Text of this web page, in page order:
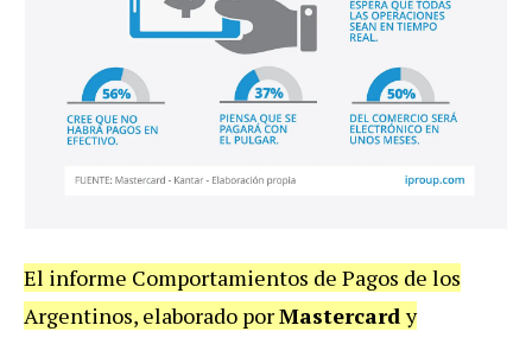
El informe Comportamientos de Pagos de los
Argentinos, elaborado porMastercardy